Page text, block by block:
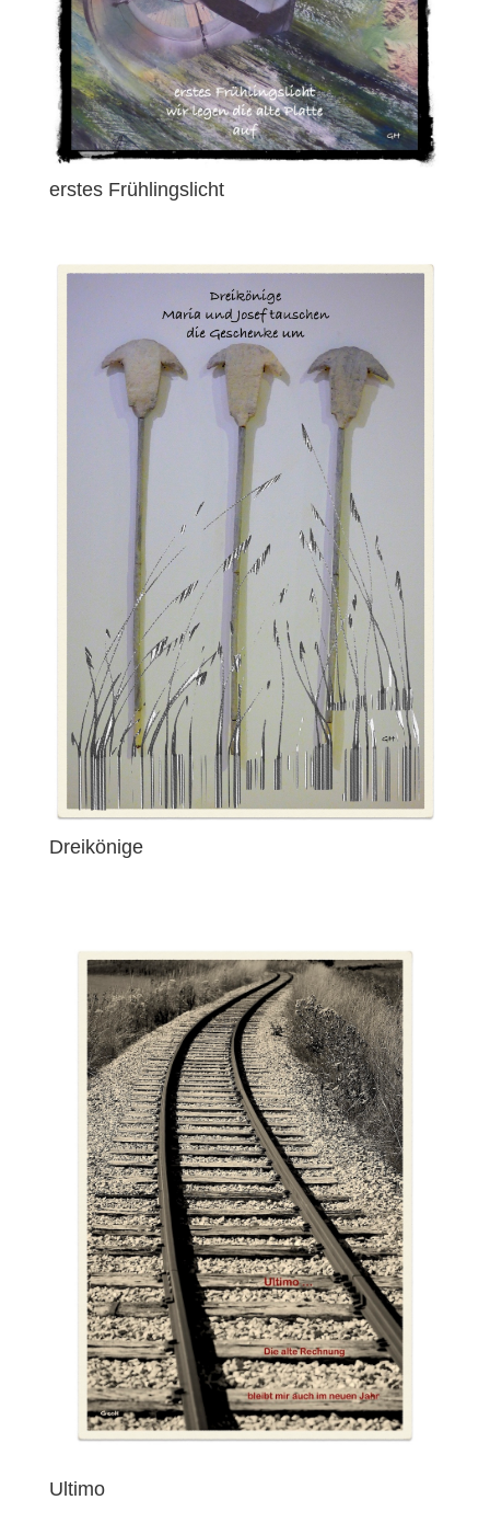
erstes Frühlingslicht
Dreikönige
Ultimo